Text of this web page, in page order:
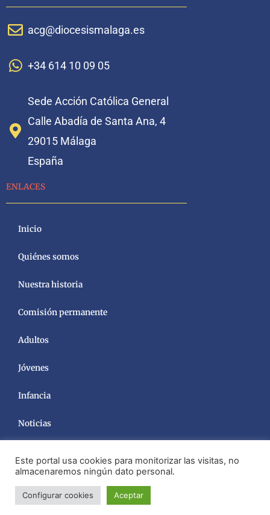
acg@diocesismalaga.es
+34 614 10 09 05
Sede Acción Católica General
Calle Abadía de Santa Ana, 4
29015 Málaga
España
ENLACES
Inicio
Quiénes somos
Nuestra historia
Comisión permanente
Adultos
Jóvenes
Infancia
Noticias
Este portal usa cookies para monitorizar las visitas, no
almacenaremos ningún dato personal.
Configurar cookies Aceptar